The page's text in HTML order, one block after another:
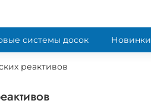
системы досок Новинки
реактивов